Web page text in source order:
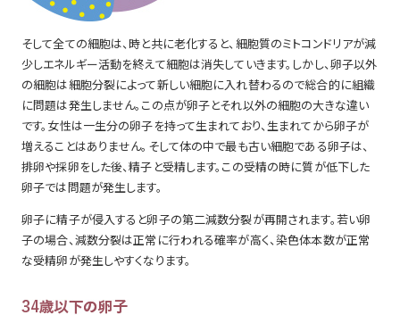
そして全ての細胞は、時と共に老化すると、細胞質のミトコンドリアが減
少しエネルギー活動を終えて細胞は消失していきます。しかし、卵子以外
の細胞は細胞分裂によって新しい細胞に入れ替わるので総合的に組織
に問題は発生しません。この点が卵子とそれ以外の細胞の大きな違い
です。女性は一生分の卵子を持って生まれており、生まれてから卵子が
増えることはありません。そして体の中で最も古い細胞である卵子は、
排卵や採卵をした後、精子と受精します。この受精の時に質が低下した
卵子では問題が発生します。
卵子に精子が侵入すると卵子の第二減数分裂が再開されます。若い卵
子の場合、減数分裂は正常に行われる確率が高く、染色体本数が正常
な受精卵が発生しやすくなります。